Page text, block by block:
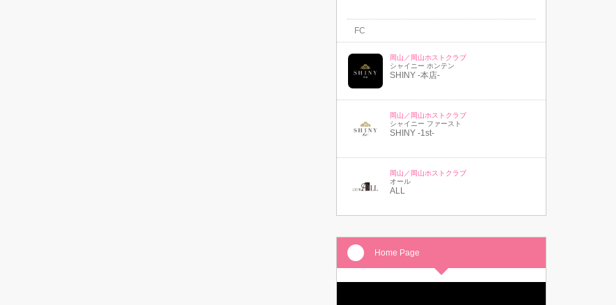
FC
岡山／岡山ホストクラブ
シャイニー ホンテン
SHINY -本店-
岡山／岡山ホストクラブ
シャイニー ファースト
SHINY -1st-
岡山／岡山ホストクラブ
オール
ALL
Home Page